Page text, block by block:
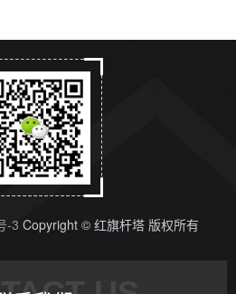
-3 Copyright © 红旗杆塔 版权所有